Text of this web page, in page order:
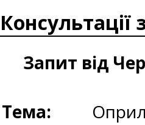
Консультації
Запит від
Тема: